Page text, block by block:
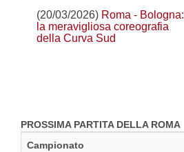
(20/03/2026) Roma - Bologna:
la meravigliosa coreografia
della Curva Sud
PROSSIMA PARTITA DELLA ROMA
Campionato